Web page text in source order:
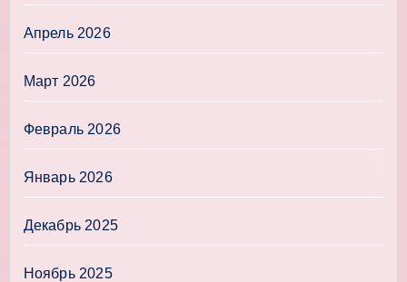
Апрель 2026
Март 2026
Февраль 2026
Январь 2026
Декабрь 2025
Ноябрь 2025